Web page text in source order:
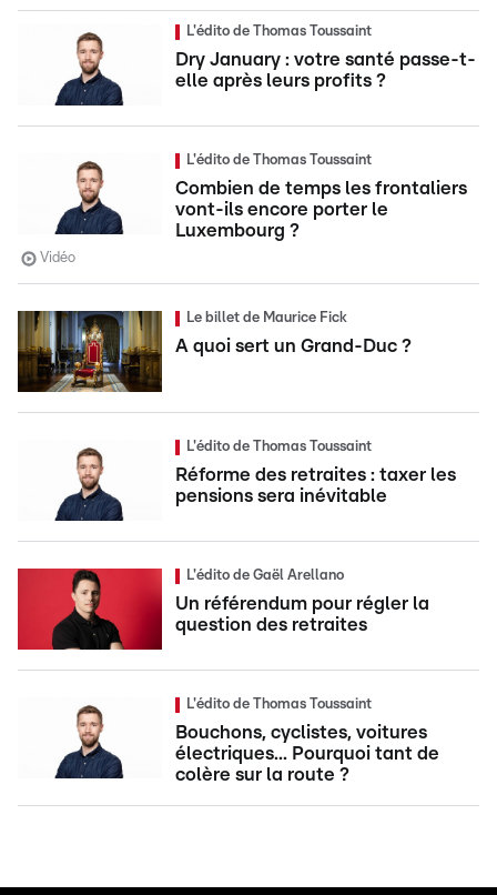
L'édito de Thomas Toussaint
Dry January : votre santé passe-t-
elle après leurs profits ?
L'édito de Thomas Toussaint
Combien de temps les frontaliers
vont-ils encore porter le
Luxembourg ?
Vidéo
Le billet de Maurice Fick
A quoi sert un Grand-Duc ?
L'édito de Thomas Toussaint
Réforme des retraites : taxer les
pensions sera inévitable
L'édito de Gaël Arellano
Un référendum pour régler la
question des retraites
L'édito de Thomas Toussaint
Bouchons, cyclistes, voitures
électriques... Pourquoi tant de
colère sur la route ?